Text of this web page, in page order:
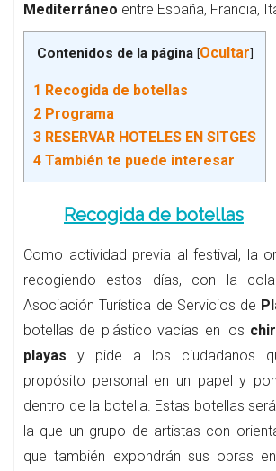
Mediterráneo entre España, Francia,
Contenidos de la página [Ocultar]
1 Recogida de botellas
2 Programa
3 RESERVAR HOTELES EN SITGES
4 También te puede interesar
Recogida de botellas
Como actividad previa al festival, la
recogiendo estos días, con la
Asociación Turística de Servicios de
botellas de plástico vacías en los
playas y pide a los ciudadanos
propósito personal en un papel y
dentro de la botella. Estas botellas
la que un grupo de artistas con
que también expondrán sus obras